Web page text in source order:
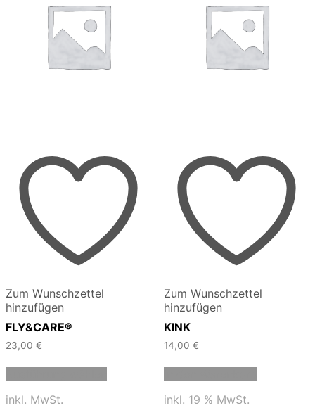
Zum Wunschzettel
hinzufügen
FLY&CARE®
23,00 €
inkl. MwSt.
Zum Wunschzettel
hinzufügen
KINK
14,00 €
inkl. 19 % MwSt.